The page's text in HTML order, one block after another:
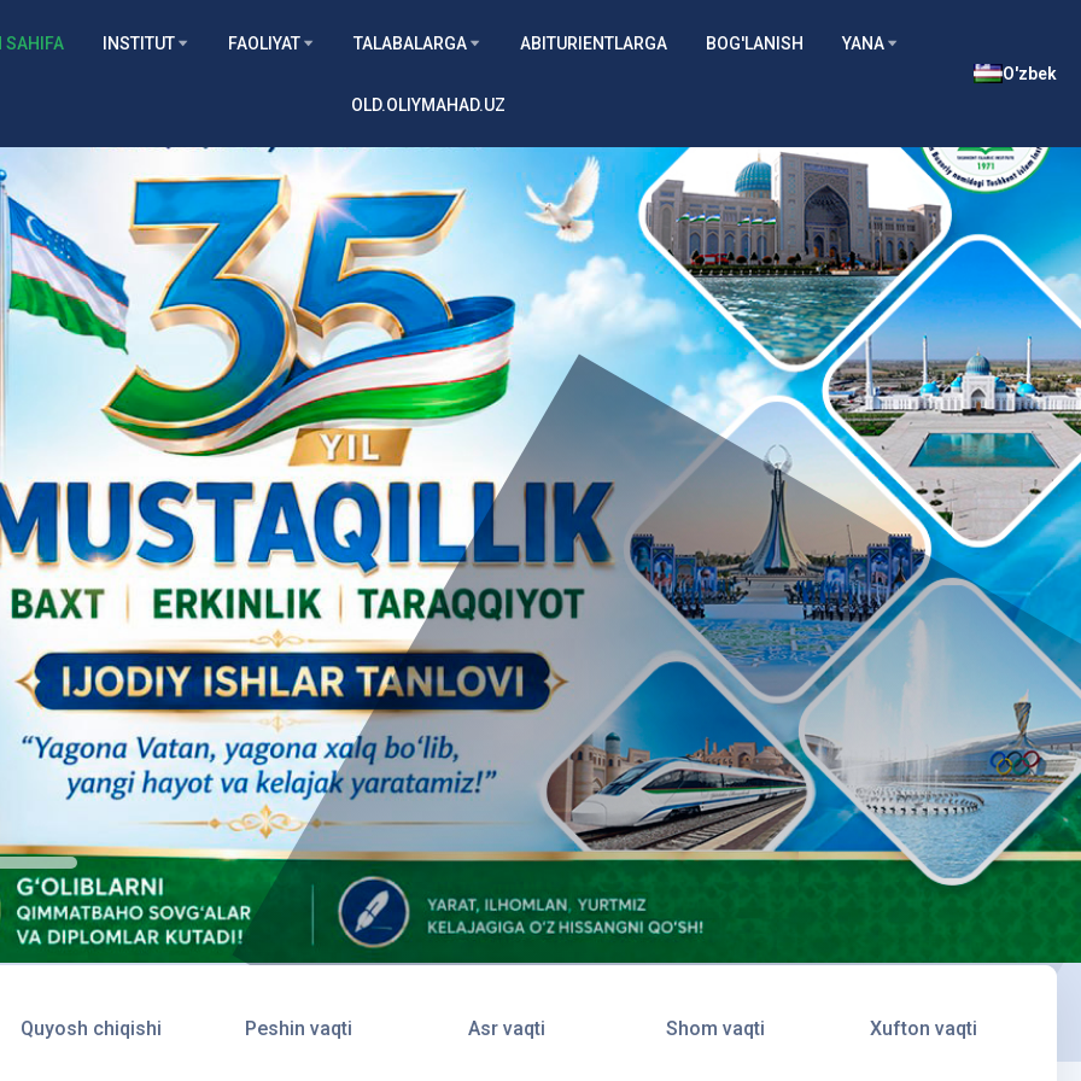
SAHIFA INSTITUT FAOLIYAT TALABALARGA ABITURIENTLARGA BOG'LANISH YANA
OLD.OLIYMAHAD.UZ
O'zbek
Quyosh chiqishi Peshin vaqti Asr vaqti Shom vaqti Xufton vaqti